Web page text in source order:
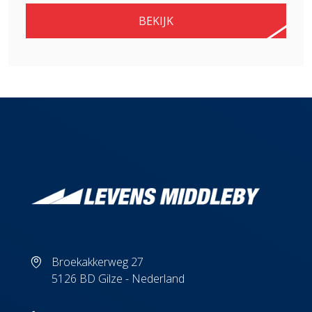
BEKIJK
Broekakkerweg 27
5126 BD Gilze - Nederland